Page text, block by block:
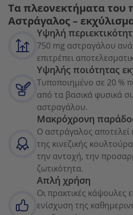
Τα πλεονεκτήματα του
Αστράγαλος –
Υψηλή
750 mg αστραγάλου
επιτρέπει
Υψηλής ποιότητας
Τυποποιημένο σε 20 %
από τα βασικά φυσικά
αστραγάλου.
Μακρόχρονη
Ο αστράγαλος αποτελεί
της κινεζικής
την αντοχή, την
ζωτικότητα.
Απλή χρήση
Οι πρακτικές κάψουλες
ενίσχυση της